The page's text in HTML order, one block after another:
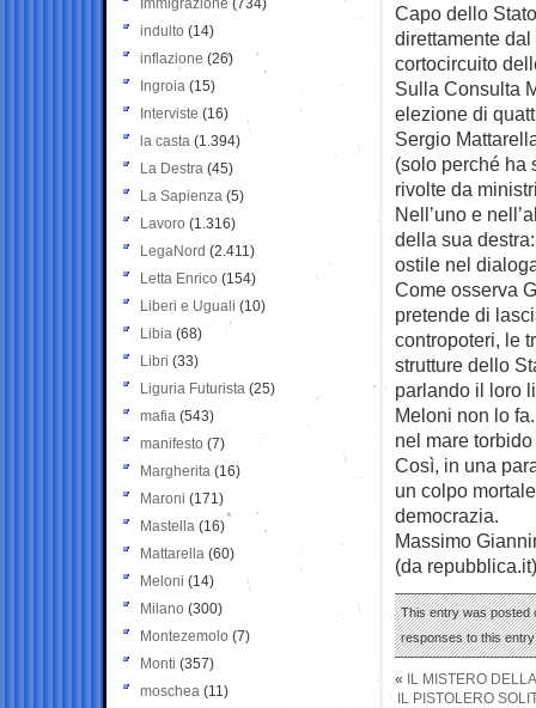
Capo dello
direttamente
cortocircuito
Sulla Consulta
elezione di
Sergio
(solo perché ha
rivolte da
Nell’uno e
della sua
ostile nel
Come osserva
pretende di
contropoteri, le
strutture dello
parlando il loro
Meloni non lo
nel mare
Così, in una
un colpo
democrazia.
Massimo
(da repubblica.it)
This entry was posted
responses to this
«
IL MISTERO
IL PISTOLERO
Immigrazione (734)
indulto (14)
inflazione (26)
Ingroia (15)
Interviste (16)
la casta (1.394)
La Destra (45)
La Sapienza (5)
Lavoro (1.316)
LegaNord (2.411)
Letta Enrico (154)
Liberi e Uguali (10)
Libia (68)
Libri (33)
Liguria Futurista (25)
mafia (543)
manifesto (7)
Margherita (16)
Maroni (171)
Mastella (16)
Mattarella (60)
Meloni (14)
Milano (300)
Montezemolo (7)
Monti (357)
moschea (11)